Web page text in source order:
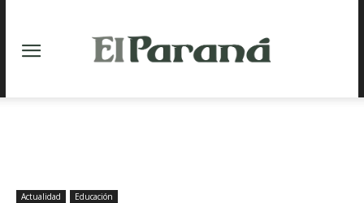
Actualidad Educación